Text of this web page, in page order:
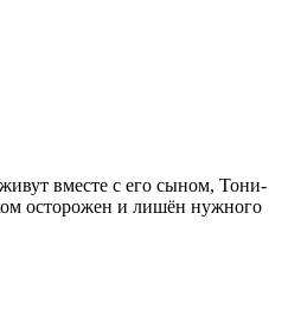
вместе с его сыном, Тони-
осторожен и лишён нужного